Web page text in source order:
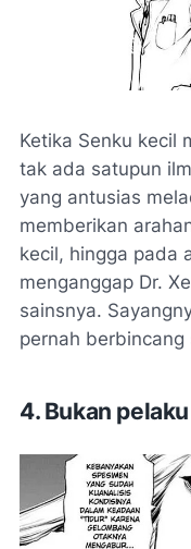
Ketika Senku kecil
tak ada satupun
yang antusias
memberikan
kecil, hingga pada
menganggap Dr.
sainsnya.
pernah berbincang
4. Bukan